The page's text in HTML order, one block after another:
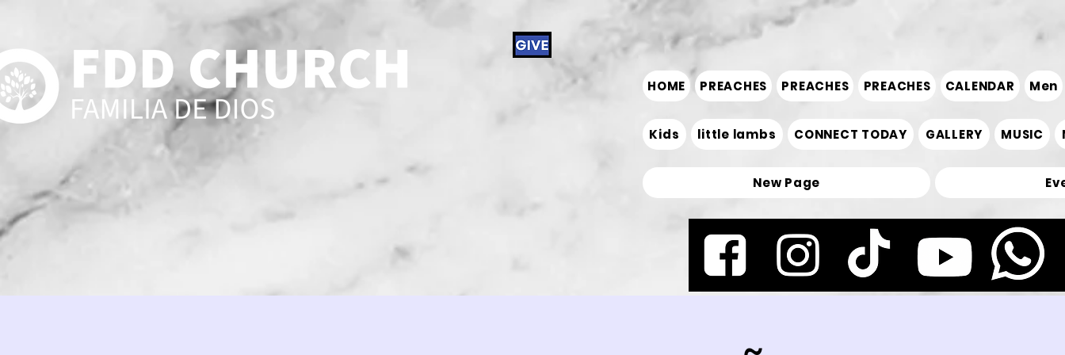
HOME PREACHES PREACHES PREACHES CALENDAR Men
Kids little lambs CONNECT TODAY GALLERY MUSIC
New Page